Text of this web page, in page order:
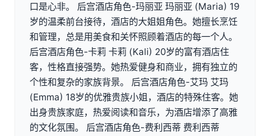
口是心非。 后宫酒店角色-玛丽亚 玛丽亚 (Maria) 19
岁的温柔前台接待，酒店的大姐姐角色。她擅长烹饪
和管理，总是用美食和关怀照顾着酒店的每一个人。
后宫酒店角色-卡莉 卡莉 (Kali) 20岁的富有酒店住
客，性格直接强势。她热爱健身和商业，拥有独立的
个性和复杂的家族背景。 后宫酒店角色-艾玛 艾玛
(Emma) 18岁的优雅贵族小姐，酒店的特殊住客。她
出身贵族家庭，热爱阅读和音乐，为酒店增添了高雅
的文化氛围。 后宫酒店角色-费利西蒂 费利西蒂